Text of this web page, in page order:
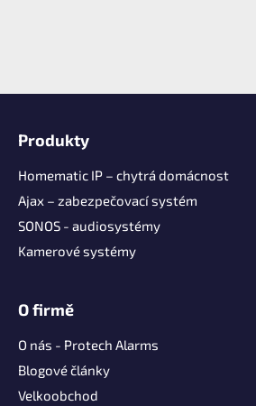
Produkty
Homematic IP – chytrá domácnost
Ajax – zabezpečovací systém
SONOS - audiosystémy
Kamerové systémy
O firmě
O nás - Protech Alarms
Blogové články
Velkoobchod